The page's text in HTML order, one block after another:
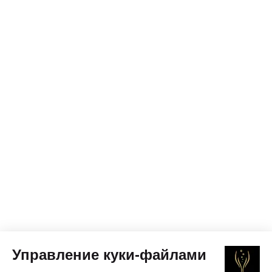
Управление куки-файлами